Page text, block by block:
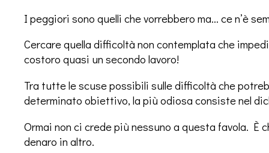
I peggiori sono quelli che vorrebbero ma… ce n’è
Cercare quella difficoltà non contemplata che
costoro quasi un secondo lavoro!
Tra tutte le scuse possibili sulle difficoltà che
determinato obiettivo, la più odiosa consiste nel
Ormai non ci crede più nessuno a questa favola. È
denaro in altro.